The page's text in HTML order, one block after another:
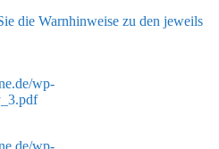
die Warnhinweise zu den jeweils
wp-
wp-